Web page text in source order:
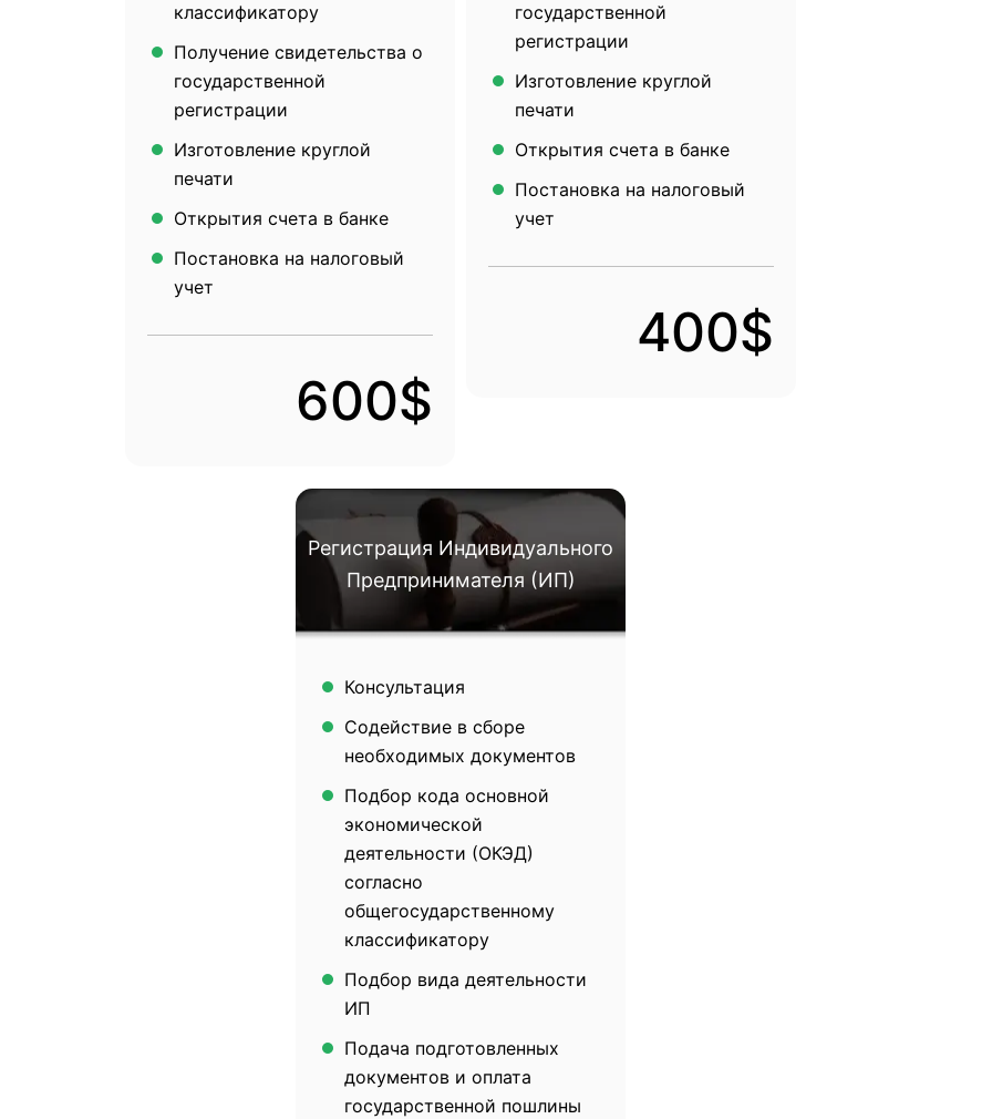
классификатору
Получение свидетельства о
государственной
регистрации
Изготовление круглой
печати
Открытия счета в банке
Постановка на налоговый
учет
600$
государственной
регистрации
Изготовление круглой
печати
Открытия счета в банке
Постановка на налоговый
учет
400$
Регистрация Индивидуального
Предпринимателя (ИП)
Консультация
Содействие в сборе
необходимых документов
Подбор кода основной
экономической
деятельности (ОКЭД)
согласно
общегосударственному
классификатору
Подбор вида деятельности
ИП
Подача подготовленных
документов и оплата
государственной пошлины